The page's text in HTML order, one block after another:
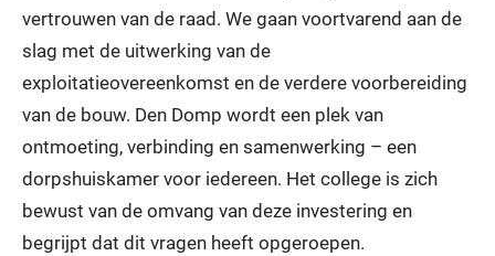
vertrouwen van de raad. We gaan voortvarend aan de
slag met de uitwerking van de
exploitatieovereenkomst en de verdere voorbereiding
van de bouw. Den Domp wordt een plek van
ontmoeting, verbinding en samenwerking – een
dorpshuiskamer voor iedereen. Het college is zich
bewust van de omvang van deze investering en
begrijpt dat dit vragen heeft opgeroepen.